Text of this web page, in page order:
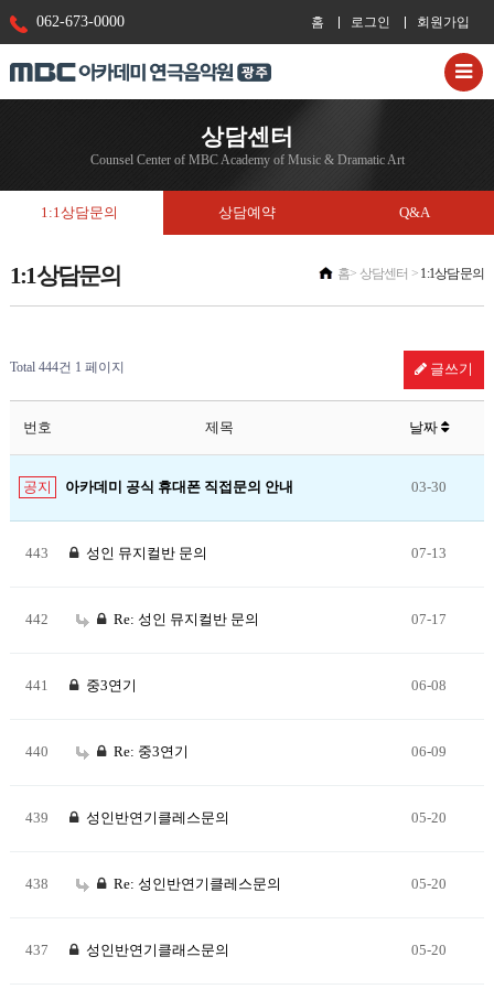
062-673-0000 홈 로그인 회원가입
상담센터
Counsel Center of MBC Academy of Music & Dramatic Art
1:1상담문의 상담예약 Q&A
1:1상담문의 홈 상담센터 1:1상담문의
Total 444건 1 페이지 글쓰기
번호 제목 날짜
아카데미 공식 휴대폰 직접문의 안내 03-30
443 성인 뮤지컬반 문의 07-13
442 Re: 성인 뮤지컬반 문의 07-17
441 중3연기 06-08
440 Re: 중3연기 06-09
439 성인반연기클레스문의 05-20
438 Re: 성인반연기클레스문의 05-20
437 성인반연기클래스문의 05-20